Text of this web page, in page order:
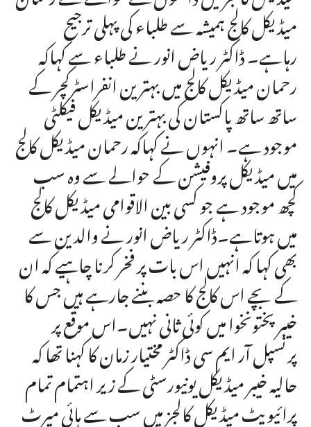
میڈیکل کالج ہمیشہ سے طلباء کی پہلی ترجیح
رہاہے۔ ڈاکٹر ریاض انور نے طلباء سے کہاکہ
رحمان میڈیکل کالج میں بہترین انفراسٹرکچر کے
ساتھ ساتھ پاکستان کی بہترین میڈیکل فیکلٹی
موجود ہے۔ انہوں نے کہاکہ رحمان میڈیکل کالج
میں میڈیکل پروفیشن کے حوالے سے وہ سب
کچھ موجود ہے جو کسی بین الاقوامی میڈیکل کالج
میں ہوتاہے۔ڈاکٹر ریاض انور نے والدین سے
بھی کہا کہ انہیں اس بات پر فخر کرنا چاہیے کہ ان
کے بچے اس کالج کا حصہ بننے جارہے ہیں جس کا
خیبر پختونخوا میں کوئی ثانی نہیں۔اس موقع پر
پرنسپل آر ایم سی ڈاکٹر مختیار زمان کا کہنا تھا کہ
حالیہ خیبر میڈیکل یونیورسٹی کے زیر اہتمام تمام
پرائیویٹ میڈیکل کالجز میں سب سے ہائی میرٹ